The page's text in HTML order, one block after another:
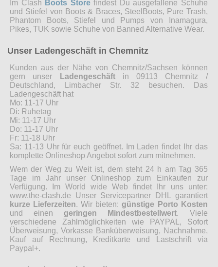
Im Clash Boots Storefindest Du ausgefallene Schuhe
und Stiefel von Boots & Braces, SteelBoots, Pure Trash,
Phantom Boots, Stiefel und Pumps von Inamagura,
Pikes, TUK sowie Schuhe von Banned Alternative Wear.
Unser Ladengeschäft in Chemnitz
Kunden aus der Nähe von Chemnitz/Sachsen können
gern unser
Ladengeschäftin 09113 Chemnitz /
Deutschland, Limbacher Str. 32 besuchen. Das
Ladengeschäft hat
Mo: 11-17 Uhr
Di: Ruhetag
Mi: 11-17 Uhr
Do: 11-17 Uhr
Fr: 11-18 Uhr
Sa: 11-13 Uhr für euch geöffnet. Im Laden findet Ihr das
komplette Onlineshop Angebot sofort zum mitnehmen.
Wem der Weg zu Weit ist, dem steht 24 h am Tag 365
Tage im Jahr unser Onlineshop zum Einkaufen zur
Verfügung. Im World wide Web findet Ihr uns unter:
www.the-clash.de Unser Servicepartner DHL garantiert
kurze Lieferzeiten. Wir bieten:günstige Porto Kosten
und einengeringen Mindestbestellwert. Viele
verschiedene Zahlmöglichkeiten wie PAYPAL, Sofort
Überweisung, Vorkasse Banküberweisung, Nachnahme,
Kauf auf Rechnung, Kreditkarte und Lastschrift via
Paypal+.